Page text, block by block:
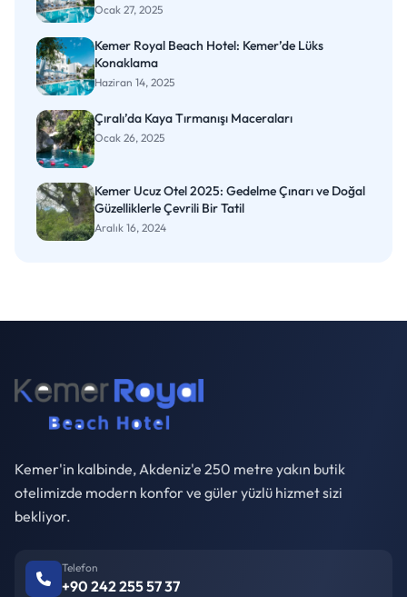
Ocak 27, 2025
Kemer Royal Beach Hotel: Kemer’de Lüks
Konaklama
Haziran 14, 2025
Çıralı’da Kaya Tırmanışı Maceraları
Ocak 26, 2025
Kemer Ucuz Otel 2025: Gedelme Çınarı ve Doğal
Güzelliklerle Çevrili Bir Tatil
Aralık 16, 2024
Kemer'in kalbinde, Akdeniz'e 250 metre yakın butik
otelimizde modern konfor ve güler yüzlü hizmet sizi
bekliyor.
Telefon
+90 242 255 57 37